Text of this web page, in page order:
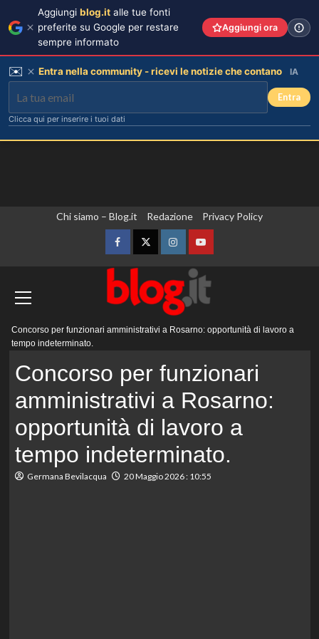
Chi siamo – Blog.it Redazione Privacy Policy
FacebookTwitterInstagramYouTube
principale
Concorso per funzionari amministrativi a Rosarno: opportunità di lavoro a
tempo indeterminato.
Concorso per funzionari
amministrativi a Rosarno:
opportunità di lavoro a
tempo indeterminato.
Germana Bevilacqua 20 Maggio 2026 : 10:55
Aggiungi blog.it alle tue fonti
preferite su Google per restare
sempre informato
Aggiungi ora
✉️ Entra nella community - ricevi le notizie che contano IA
Entra
Clicca qui per inserire i tuoi dati